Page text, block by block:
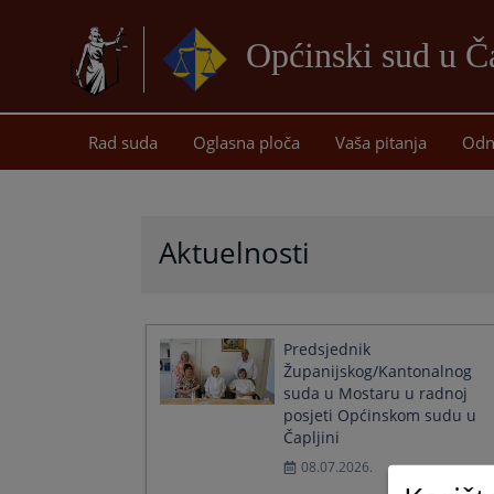
Općinski sud u
Rad suda Oglasna ploča Vaša pitanja
Aktuelnosti
Predsjednik
Županijskog/Kantonalnog
suda u Mostaru u radnoj
posjeti Općinskom sudu u
Čapljini
08.07.2026.